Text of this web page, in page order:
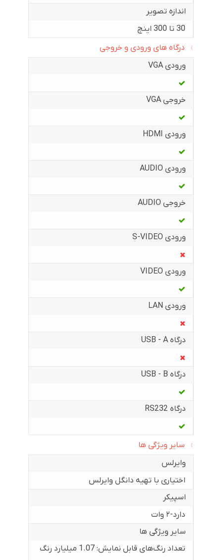
اندازه تصویر
30 تا 300 اینچ
درگاه های ورودی و خروجی
ورودی VGA
خروجی VGA
ورودی HDMI
ورودی AUDIO
خروجی AUDIO
ورودی S-VIDEO
ورودی VIDEO
ورودی LAN
درگاه USB - A
درگاه USB - B
درگاه RS232
سایر ویژگی ها
وایرلس
اختیاری با تهیه دانگل وایرلس
اسپیکر
دارد-۲ وات
سایر ویژگی ها
تعداد رنگ‌های قابل نمایش: 1.07 میلیارد رنگ